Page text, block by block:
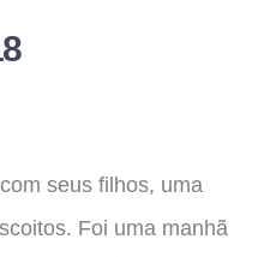
seus filhos, uma
Foi uma manhã